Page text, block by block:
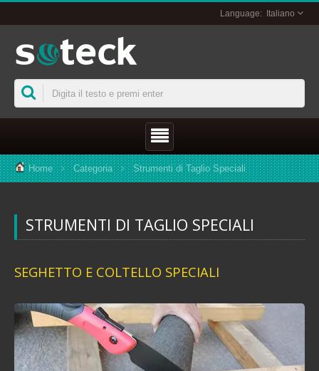
Italiano
Home Categoria Strumenti di Taglio Speciali
STRUMENTI DI TAGLIO SPECIALI
SEGHETTO E COLTELLO SPECIALI